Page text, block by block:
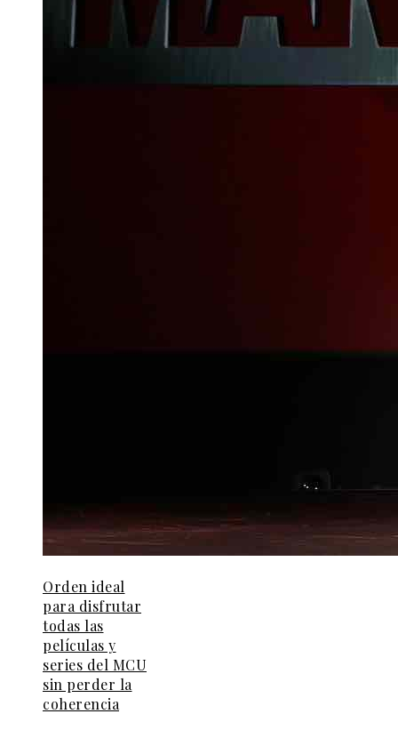
Orden ideal
para disfrutar
todas las
películas y
series del MCU
sin perder la
coherencia